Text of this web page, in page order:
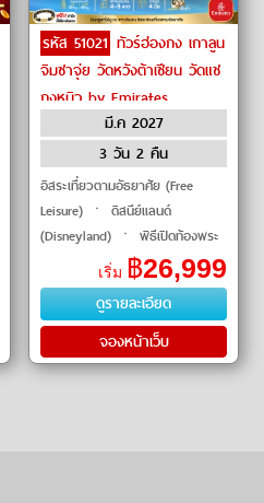
รหัส 51021 ทัวร์ฮ่องกง เกาลูน
จิมซาจุ่ย วัดหวังต้าเซียน วัดแช
กงหมิว by Emirates
มี.ค 2027
3 วัน 2 คืน
อิสระเที่ยวตามอัธยาศัย (Free
Leisure) ㆍ ดิสนีย์แลนด์
(Disneyland) ㆍ พิธีเปิดท้องพระ
คลังเจ้าแม่กวนอิม (Goddess of
Mercy Ceremony) ㆍ วัดหวัง
ต้า�
เริ่ม ฿26,999
ดูรายละเอียด
จองหน้าเว็บ